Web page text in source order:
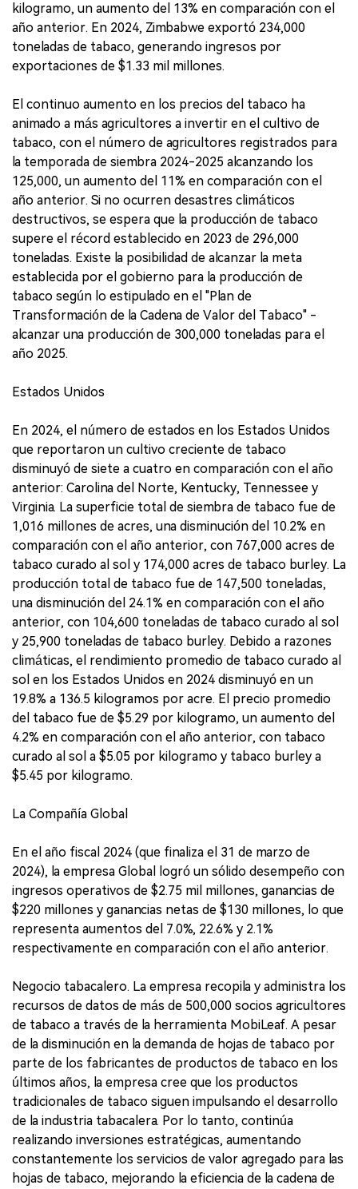
kilogramo, un aumento del 13% en comparación con el
año anterior. En 2024, Zimbabwe exportó 234,000
toneladas de tabaco, generando ingresos por
exportaciones de $1.33 mil millones.
El continuo aumento en los precios del tabaco ha
animado a más agricultores a invertir en el cultivo de
tabaco, con el número de agricultores registrados para
la temporada de siembra 2024-2025 alcanzando los
125,000, un aumento del 11% en comparación con el
año anterior. Si no ocurren desastres climáticos
destructivos, se espera que la producción de tabaco
supere el récord establecido en 2023 de 296,000
toneladas. Existe la posibilidad de alcanzar la meta
establecida por el gobierno para la producción de
tabaco según lo estipulado en el "Plan de
Transformación de la Cadena de Valor del Tabaco" -
alcanzar una producción de 300,000 toneladas para el
año 2025.
Estados Unidos
En 2024, el número de estados en los Estados Unidos
que reportaron un cultivo creciente de tabaco
disminuyó de siete a cuatro en comparación con el año
anterior: Carolina del Norte, Kentucky, Tennessee y
Virginia. La superficie total de siembra de tabaco fue de
1,016 millones de acres, una disminución del 10.2% en
comparación con el año anterior, con 767,000 acres de
tabaco curado al sol y 174,000 acres de tabaco burley. La
producción total de tabaco fue de 147,500 toneladas,
una disminución del 24.1% en comparación con el año
anterior, con 104,600 toneladas de tabaco curado al sol
y 25,900 toneladas de tabaco burley. Debido a razones
climáticas, el rendimiento promedio de tabaco curado al
sol en los Estados Unidos en 2024 disminuyó en un
19.8% a 136.5 kilogramos por acre. El precio promedio
del tabaco fue de $5.29 por kilogramo, un aumento del
4.2% en comparación con el año anterior, con tabaco
curado al sol a $5.05 por kilogramo y tabaco burley a
$5.45 por kilogramo.
La Compañía Global
En el año fiscal 2024 (que finaliza el 31 de marzo de
2024), la empresa Global logró un sólido desempeño con
ingresos operativos de $2.75 mil millones, ganancias de
$220 millones y ganancias netas de $130 millones, lo que
representa aumentos del 7.0%, 22.6% y 2.1%
respectivamente en comparación con el año anterior.
Negocio tabacalero. La empresa recopila y administra los
recursos de datos de más de 500,000 socios agricultores
de tabaco a través de la herramienta MobiLeaf. A pesar
de la disminución en la demanda de hojas de tabaco por
parte de los fabricantes de productos de tabaco en los
últimos años, la empresa cree que los productos
tradicionales de tabaco siguen impulsando el desarrollo
de la industria tabacalera. Por lo tanto, continúa
realizando inversiones estratégicas, aumentando
constantemente los servicios de valor agregado para las
hojas de tabaco, mejorando la eficiencia de la cadena de